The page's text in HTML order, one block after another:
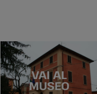
VAI AL
MUSEO